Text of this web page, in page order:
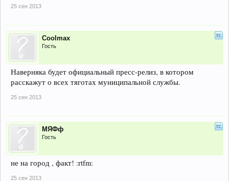
25 сен 2013
Coolmax
Гость
Наверняка будет официальный пресс-релиз, в котором
расскажут о всех тяготах муниципальной службы.
25 сен 2013
МЯФф
Гость
не на город , факт! :rtfm:
25 сен 2013